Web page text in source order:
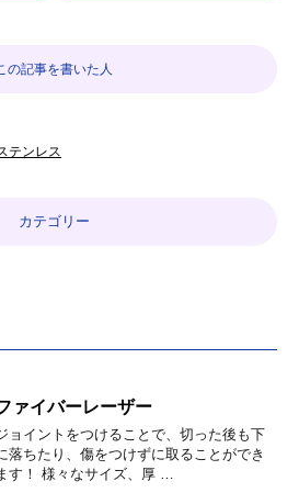
の記事を書いた人
テンレス
カテゴリー
ァイバーレーザー
ョイントをつけることで、切った後も下
落ちたり、傷をつけずに取ることができ
す！ 様々なサイズ、厚 …